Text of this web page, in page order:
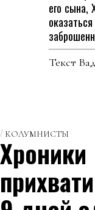
его сына,
Текст
КОЛУМНИСТЫ
Хроники